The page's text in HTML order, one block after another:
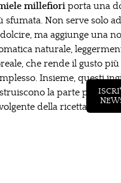
millefiori porta una
sfumata. Non serve solo ad
ma aggiunge una
naturale,
che rende il gusto più
Insieme, questi
la parte più
della ricetta.